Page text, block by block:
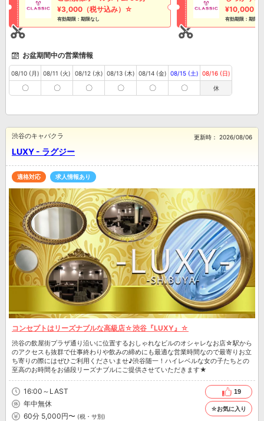
¥3,000（税サ込み）☆
有効期限：期限なし
¥10,000（
有効期限：期限な
お盆期間中の営業情報
08/10 (月)
〇
08/11 (火)
〇
08/12 (水)
〇
08/13 (木)
〇
08/14 (金)
〇
08/15 (土)
〇
08/16 (日)
休
LUXY - ラグジー
渋谷のキャバクラ 更新時： 2026/08/06
適格対応 求人情報あり
コンセプトはリーズナブルな高級店☆渋谷『LUXY』☆
渋谷の飲屋街プラザ通り沿いに位置するおしゃれなビルのオシャレなお店☆駅から
のアクセスも抜群で仕事終わりや飲みの締めにも最適な営業時間なので最寄りお立
ち寄りの際にはぜひご利用くださいませ♪渋谷随一！ハイレベルな女の子たちとの
至高のお時間をお値段リーズナブルにご提供させていただきます★
16:00～LAST
年中無休
60分 5,000円〜 (税・サ別)
19
☆お気に入り